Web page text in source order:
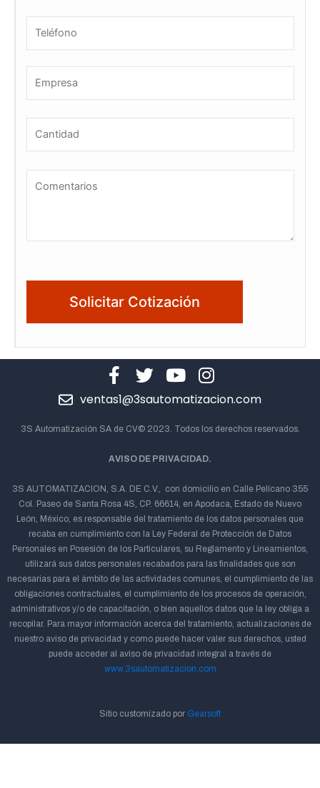
ventas1@3sautomatizacion.com
3S Automatización SA de CV© 2023. Todos los derechos reservados.
AVISO DE PRIVACIDAD.
3S AUTOMATIZACION, S.A. DE C.V., con domicilio en Calle Pelícano 355
Col. Paseo de Santa Rosa 4S, CP. 66614, en Apodaca, Estado de Nuevo
León, México, es responsable del tratamiento de los datos personales que
recaba en cumplimiento con la Ley Federal de Protección de Datos
Personales en Posesión de los Particulares, su Reglamento y Lineamientos,
utilizará sus datos personales recabados para las finalidades que son
necesarias para el ámbito de las actividades comunes, el cumplimiento de las
obligaciones contractuales, el cumplimiento de los procesos de operación,
administrativos y/o de capacitación, o bien aquellos datos que la ley obliga a
recopilar. Para mayor información acerca del tratamiento, actualizaciones de
nuestro aviso de privacidad y como puede hacer valer sus derechos, usted
puede acceder al aviso de privacidad integral a través de
www.3sautomatizacion.com
Sitio customizado por Gearsoft